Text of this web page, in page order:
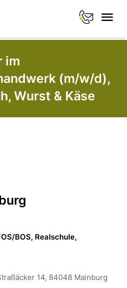
im
(m/w/d),
Wurst & Käse
BOS, Realschule,
14, 84048 Mainburg